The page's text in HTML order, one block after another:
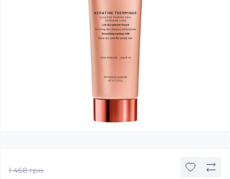
1 468 грн.